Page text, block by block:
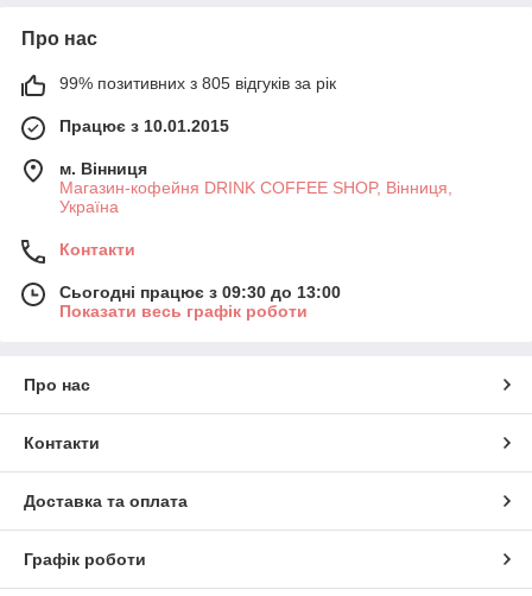
Про нас
99% позитивних з 805 відгуків за рік
Працює з 10.01.2015
м. Вінниця
Магазин-кофейня DRINK COFFEE SHOP, Вінниця,
Україна
Контакти
Сьогодні працює з 09:30 до 13:00
Показати весь графік роботи
Про нас
Контакти
Доставка та оплата
Графік роботи